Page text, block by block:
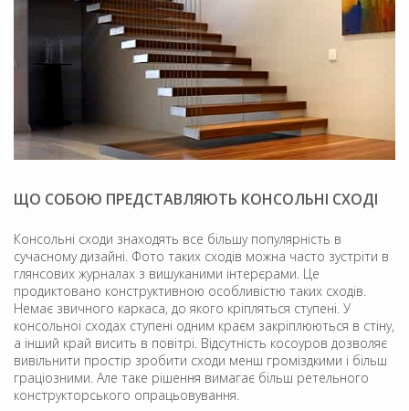
ЩО СОБОЮ ПРЕДСТАВЛЯЮТЬ КОНСОЛЬНІ СХОДІ
Консольні сходи знаходять все більшу популярність в
сучасному дизайні. Фото таких сходів можна часто зустріти в
глянсових журналах з вишуканими інтерєрами. Це
продиктовано конструктивною особливістю таких сходів.
Немає звичного каркаса, до якого кріпляться ступені. У
консольної сходах ступені одним краєм закріплюються в стіну,
а інший край висить в повітрі. Відсутність косоуров дозволяє
вивільнити простір зробити сходи менш громіздкими і більш
граціозними. Але таке рішення вимагає більш ретельного
конструкторського опрацьовування.